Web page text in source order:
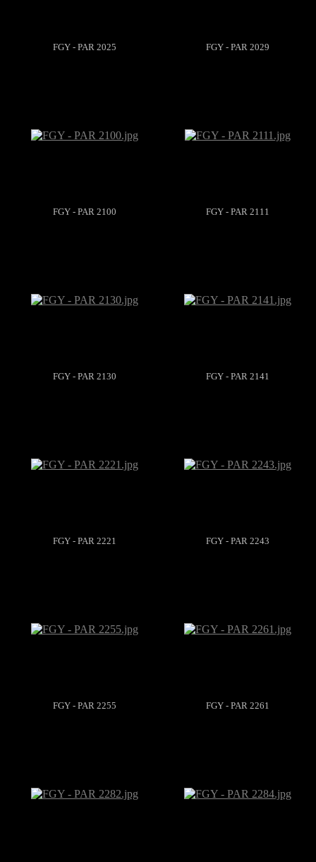
FGY - PAR 2025 FGY - PAR 2029
FGY - PAR 2100 FGY - PAR 2111
FGY - PAR 2130 FGY - PAR 2141
FGY - PAR 2221 FGY - PAR 2243
FGY - PAR 2255 FGY - PAR 2261